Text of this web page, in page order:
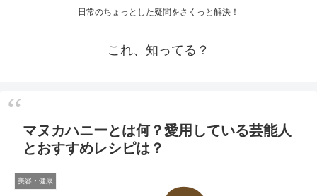
日常のちょっとした疑問をさくっと解決！
これ、知ってる？
マヌカハニーとは何？愛用している芸能人
とおすすめレシピは？
美容・健康